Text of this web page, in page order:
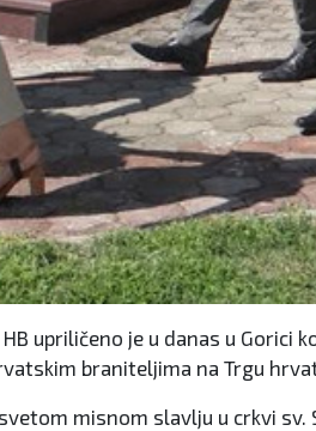
upriličeno je u danas u
braniteljima na Trgu
misnom slavlju u crkvi sv.